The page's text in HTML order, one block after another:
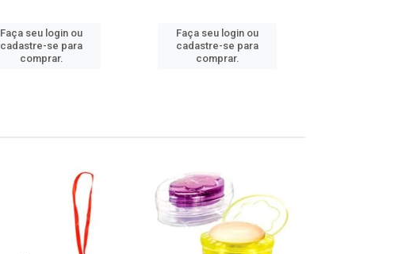
Faça seu login ou
cadastre-se para
comprar.
Faça seu login ou
cadastre-se para
comprar.